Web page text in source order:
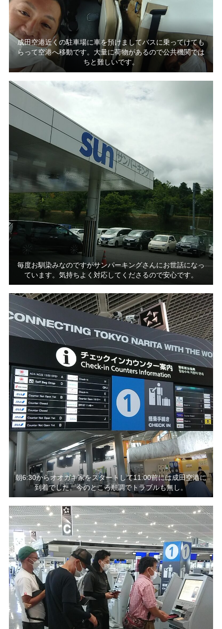
成田空港近くの駐車場に車を預けましてバスに乗ってけても
らって空港へ移動です。大量に荷物があるので公共機関では
ちと難しいです。
毎度お馴染みなのですがサンパーキングさんにお世話になっ
ています。気持ちよく対応してくださるので安心です。
朝6:30からオオガキ家をスタートして11:00前には成田空港に
到着でした。今のところ順調でトラブルも無し。